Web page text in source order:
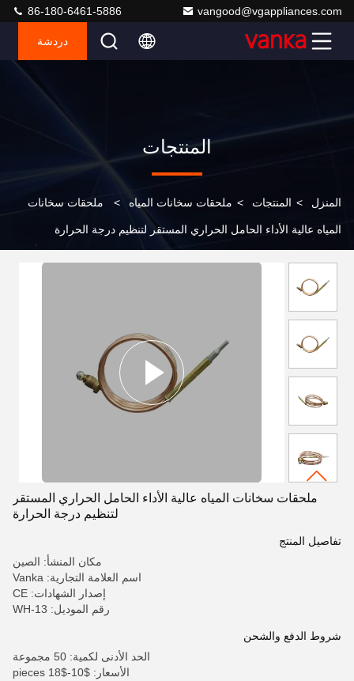
vangood@vgappliances.com
86-180-6461-5886
دردشة
المنتجات
المنزل > المنتجات > ملحقات سخانات المياه > ملحقات سخانات
المياه عالية الأداء الحامل الحراري المستقر لتنظيم درجة الحرارة
ملحقات سخانات المياه عالية الأداء الحامل الحراري المستقر
لتنظيم درجة الحرارة
تفاصيل المنتج
مكان المنشأ: الصين
اسم العلامة التجارية: Vanka
إصدار الشهادات: CE
رقم الموديل: WH-13
شروط الدفع والشحن
الحد الأدنى لكمية: 50 مجموعة
الأسعار: $10-$18 pieces